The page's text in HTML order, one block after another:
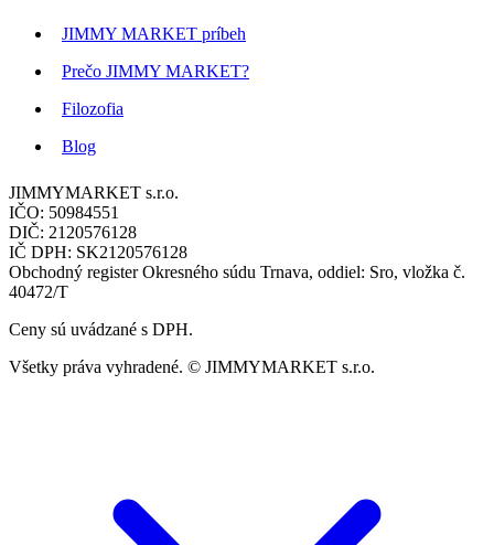
JIMMY MARKET príbeh
Prečo JIMMY MARKET?
Filozofia
Blog
JIMMYMARKET s.r.o.
IČO: 50984551
DIČ: 2120576128
IČ DPH: SK2120576128
Obchodný register Okresného súdu Trnava, oddiel: Sro, vložka č.
40472/T
Ceny sú uvádzané s DPH.
Všetky práva vyhradené. © JIMMYMARKET s.r.o.